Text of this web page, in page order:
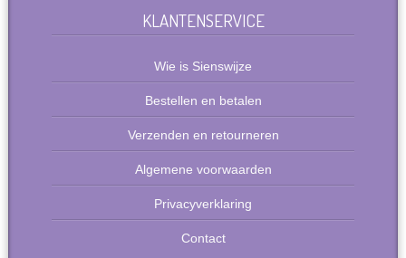
KLANTENSERVICE
Wie is Sienswijze
Bestellen en betalen
Verzenden en retourneren
Algemene voorwaarden
Privacyverklaring
Contact